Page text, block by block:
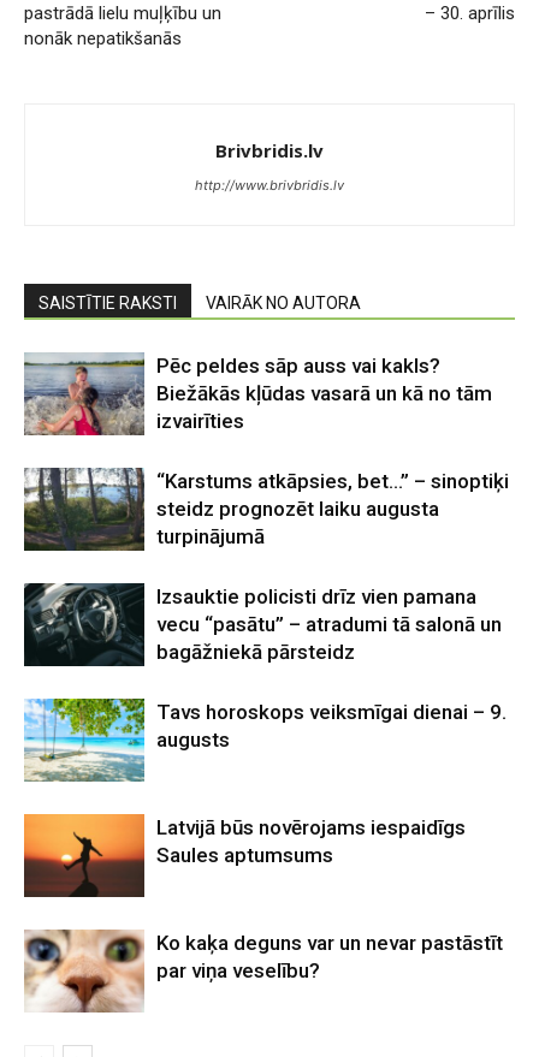
pastrādā lielu muļķību un
nonāk nepatikšanās
– 30. aprīlis
Brivbridis.lv
http://www.brivbridis.lv
SAISTĪTIE RAKSTI VAIRĀK NO AUTORA
Pēc peldes sāp auss vai kakls?
Biežākās kļūdas vasarā un kā no tām
izvairīties
“Karstums atkāpsies, bet…” – sinoptiķi
steidz prognozēt laiku augusta
turpinājumā
Izsauktie policisti drīz vien pamana
vecu “pasātu” – atradumi tā salonā un
bagāžniekā pārsteidz
Tavs horoskops veiksmīgai dienai – 9.
augusts
Latvijā būs novērojams iespaidīgs
Saules aptumsums
Ko kaķa deguns var un nevar pastāstīt
par viņa veselību?